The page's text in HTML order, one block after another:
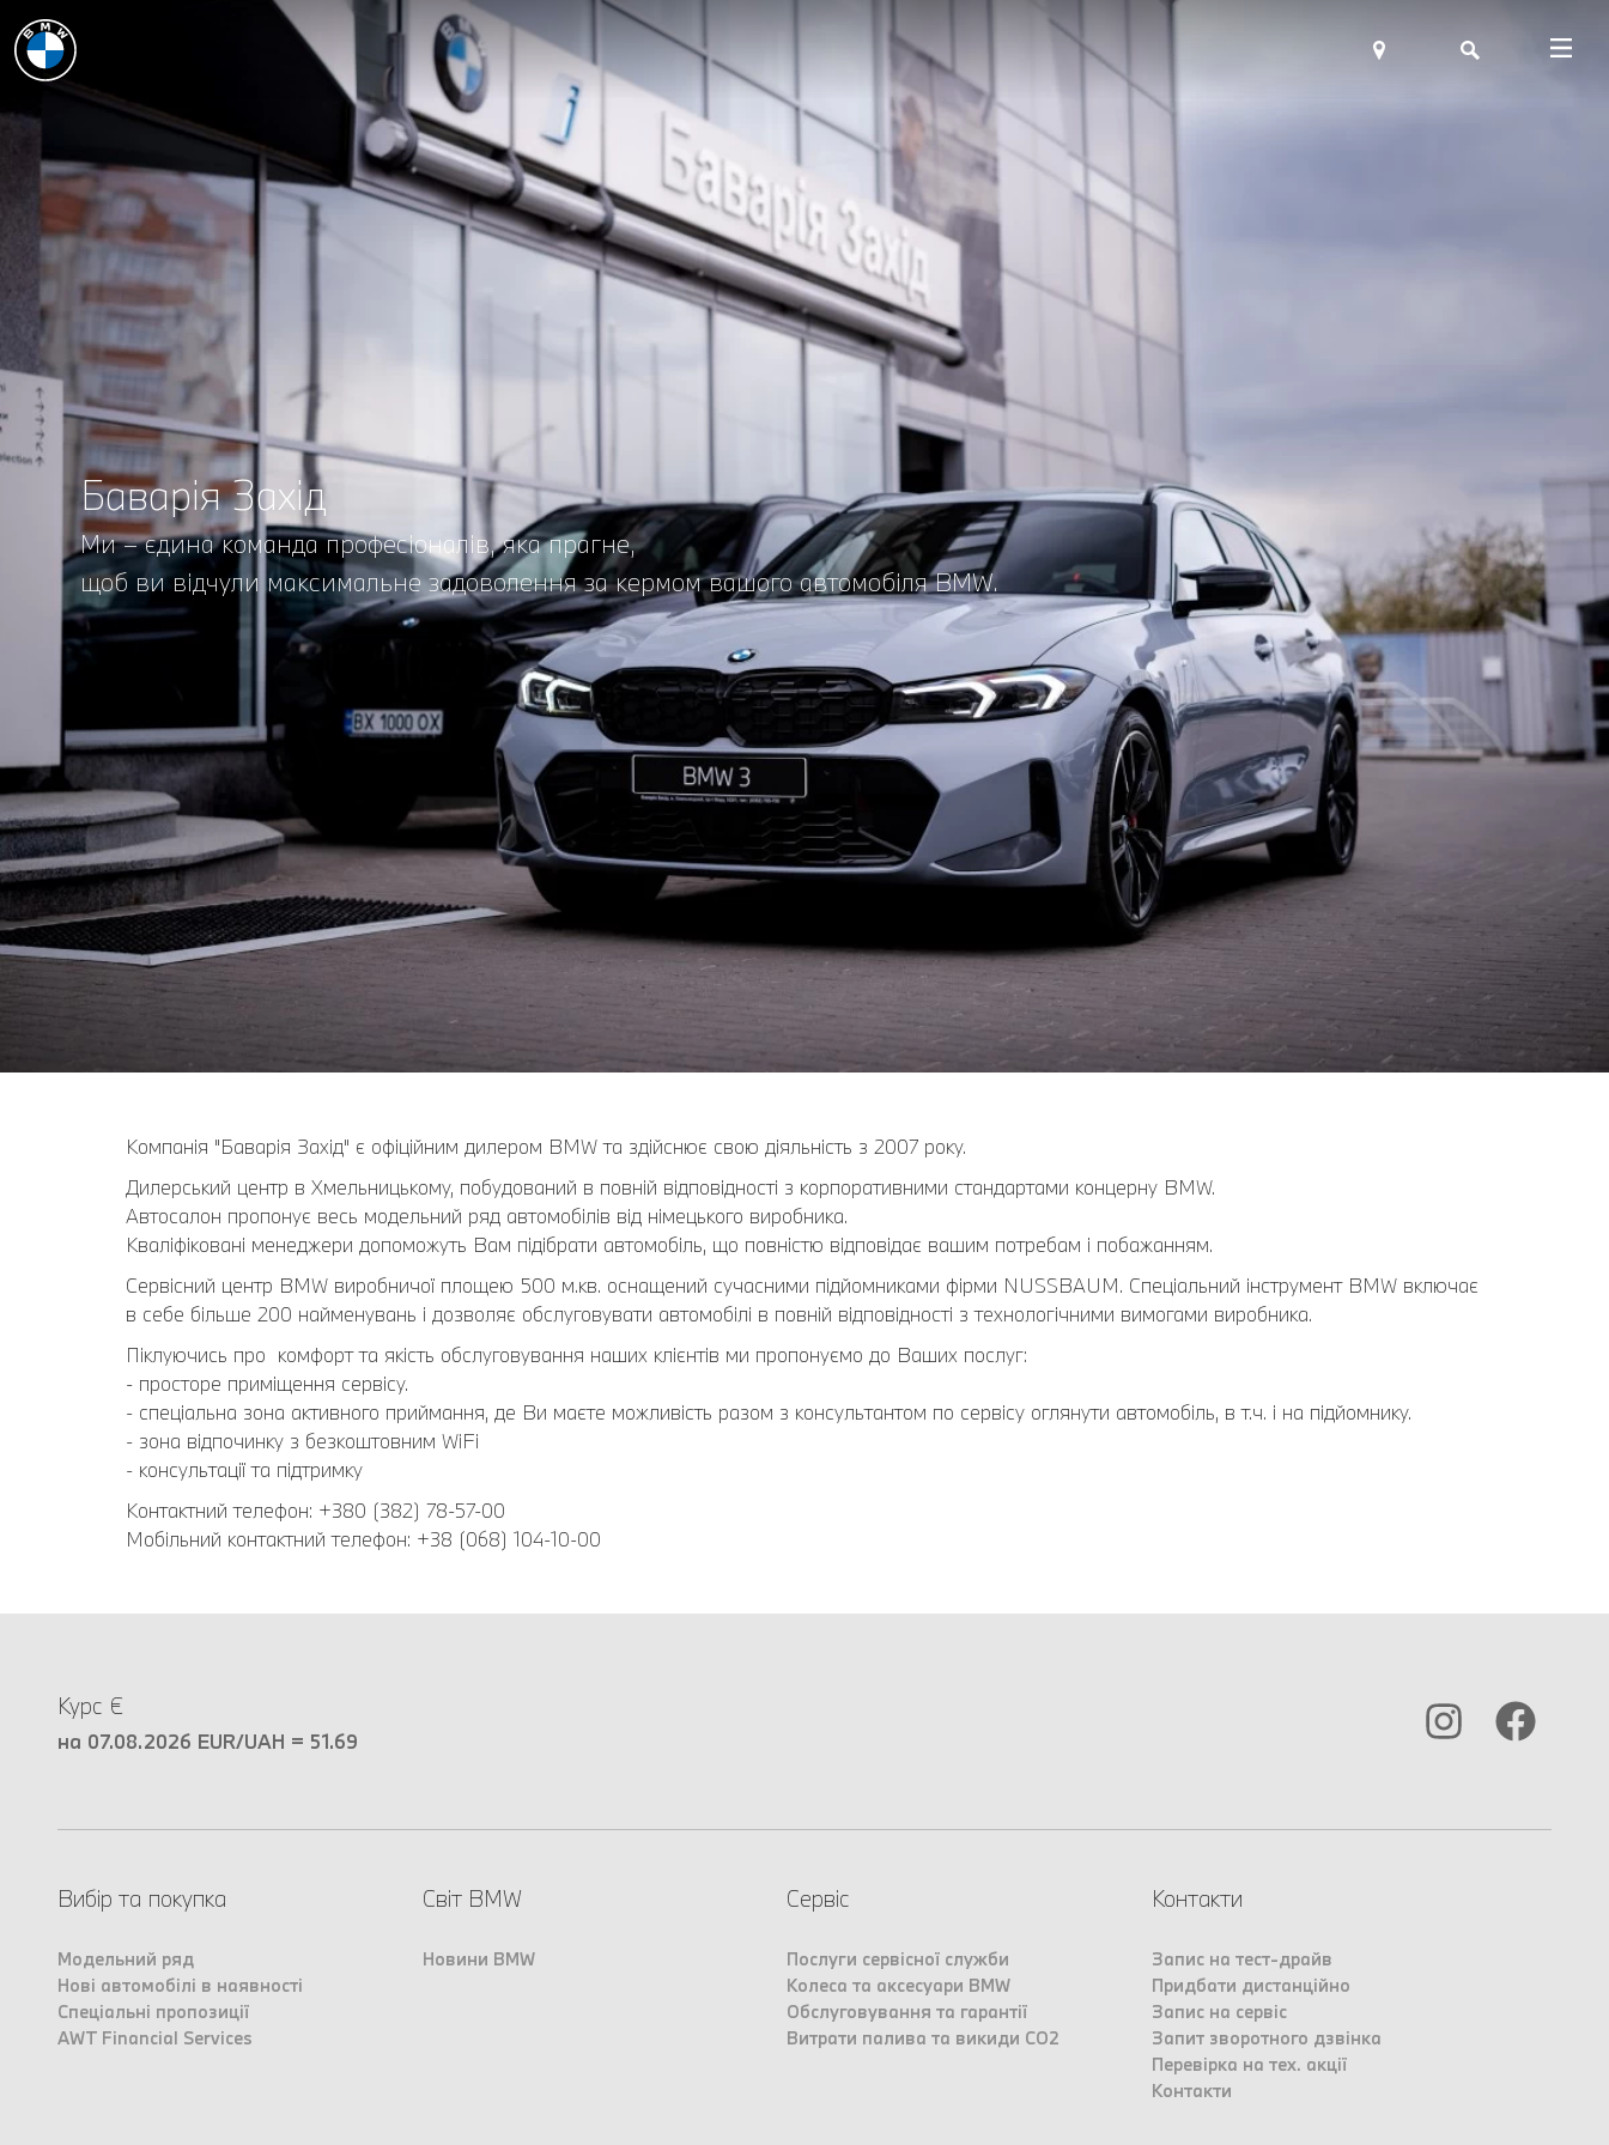
Баварія Захід
Ми – єдина команда професіоналів, яка прагне,
щоб ви відчули максимальне задоволення за кермом вашого автомобіля BMW.
Компанія "Баварія Захід" є офіційним дилером BMW та здійснює свою діяльність з 2007 року.
Дилерський центр в Хмельницькому, побудований в повній відповідності з корпоративними стандартами концерну BMW.
Автосалон пропонує весь модельний ряд автомобілів від німецького виробника.
Кваліфіковані менеджери допоможуть Вам підібрати автомобіль, що повністю відповідає вашим потребам і побажанням.
Сервісний центр BMW виробничої площею 500 м.кв. оснащений сучасними підйомниками фірми NUSSBAUM. Спеціальний інструмент BMW включає
в себе більше 200 найменувань і дозволяє обслуговувати автомобілі в повній відповідності з технологічними вимогами виробника.
Піклуючись про комфорт та якість обслуговування наших клієнтів ми пропонуємо до Ваших послуг:
- просторе приміщення сервісу.
- спеціальна зона активного приймання, де Ви маєте можливість разом з консультантом по сервісу оглянути автомобіль, в т.ч. і на підйомнику.
- зона відпочинку з безкоштовним WiFi
- консультації та підтримку
Контактний телефон: +380 (382) 78-57-00
Мобільний контактний телефон: +38 (068) 104-10-00
Курс €
на 07.08.2026 EUR/UAH = 51.69
Вибір та покупка
Модельний ряд
Нові автомобілі в наявності
Спеціальні пропозиції
AWT Financial Services
Світ BMW
Новини BMW
Сервіс
Послуги сервісної служби
Колеса та аксесуари BMW
Обслуговування та гарантії
Витрати палива та викиди CO2
Контакти
Запис на тест-драйв
Придбати дистанційно
Запис на сервіс
Запит зворотного дзвінка
Перевірка на тех. акції
Контакти